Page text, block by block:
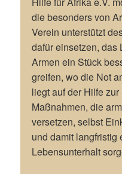
die besonders von
Verein unterstützt
dafür einsetzen, das
Armen ein Stück
greifen, wo die Not
liegt auf der Hilfe
Maßnahmen, die
versetzen, selbst
und damit langfristig
Lebensunterhalt